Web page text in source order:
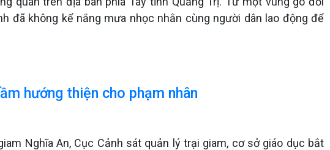
đã không kể nắng mưa nhọc nhằn cùng người dân lao động để
hướng thiện cho phạm nhân
Nghĩa An, Cục Cảnh sát quản lý trại giam, cơ sở giáo dục bắt